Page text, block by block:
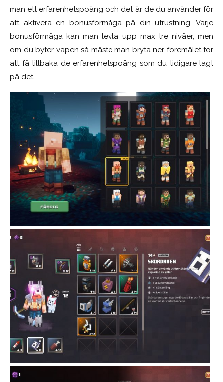
man ett erfarenhetspoäng och det är de du använder för
att aktivera en bonusförmåga på din utrustning. Varje
bonusförmåga kan man levla upp max tre nivåer, men
om du byter vapen så måste man bryta ner föremålet för
att få tillbaka de erfarenhetspoäng som du tidigare lagt
på det.